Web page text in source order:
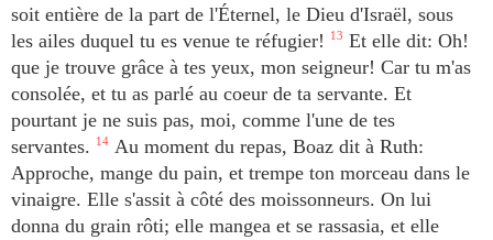
soit entière de la part de l'Éternel, le Dieu d'Israël, sous
les ailes duquel tu es venue te réfugier!
13 Et elle dit: Oh!
que je trouve grâce à tes yeux, mon seigneur! Car tu m'as
consolée, et tu as parlé au coeur de ta servante. Et
pourtant je ne suis pas, moi, comme l'une de tes
servantes.
14 Au moment du repas, Boaz dit à Ruth:
Approche, mange du pain, et trempe ton morceau dans le
vinaigre. Elle s'assit à côté des moissonneurs. On lui
donna du grain rôti; elle mangea et se rassasia, et elle